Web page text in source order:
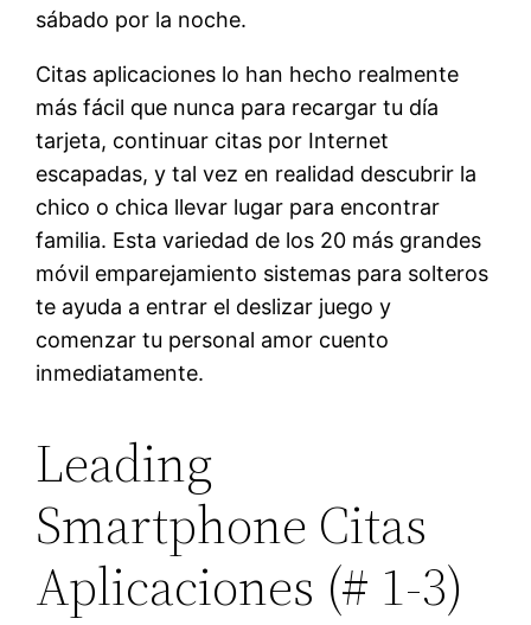
sábado por la noche.
Citas aplicaciones lo han hecho realmente
más fácil que nunca para recargar tu día
tarjeta, continuar citas por Internet
escapadas, y tal vez en realidad descubrir la
chico o chica llevar lugar para encontrar
familia. Esta variedad de los 20 más grandes
móvil emparejamiento sistemas para solteros
te ayuda a entrar el deslizar juego y
comenzar tu personal amor cuento
inmediatamente.
Leading
Smartphone Citas
Aplicaciones (# 1-3)